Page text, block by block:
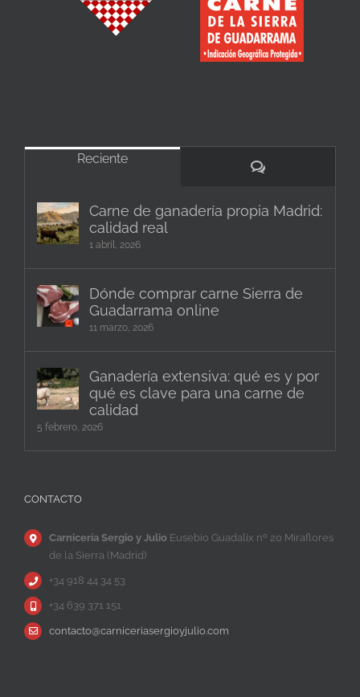
Reciente
Comentarios
Carne de ganadería propia Madrid:
calidad real
1 abril, 2026
Dónde comprar carne Sierra de
Guadarrama online
11 marzo, 2026
Ganadería extensiva: qué es y por
qué es clave para una carne de
calidad
5 febrero, 2026
CONTACTO
Carnicería Sergio y Julio Eusebio Guadalix nº 20 Miraflores
de la Sierra (Madrid)
+34 918 44 34 53
+34 639 371 151
contacto@carniceriasergioyjulio.com